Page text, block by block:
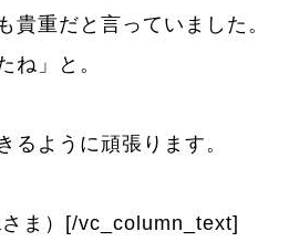
貴重だと言っていました。
ね」と。
るように頑張ります。
さま）[/vc_column_text]